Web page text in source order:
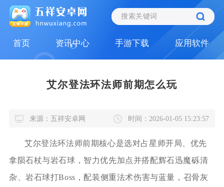
首页 资讯中心 手游下载 应用软件
艾尔登法环法师前期怎么玩
来源：五祥安卓网 时间：2026-01-05 15:23:57
艾尔登法环法师前期核心是选对占星师开局、优先
拿陨石杖与岩石球，智力优先加点并搭配辉石迅魔砾清
杂、岩石球打Boss，配装侧重法术伤害与蓝量，召骨灰